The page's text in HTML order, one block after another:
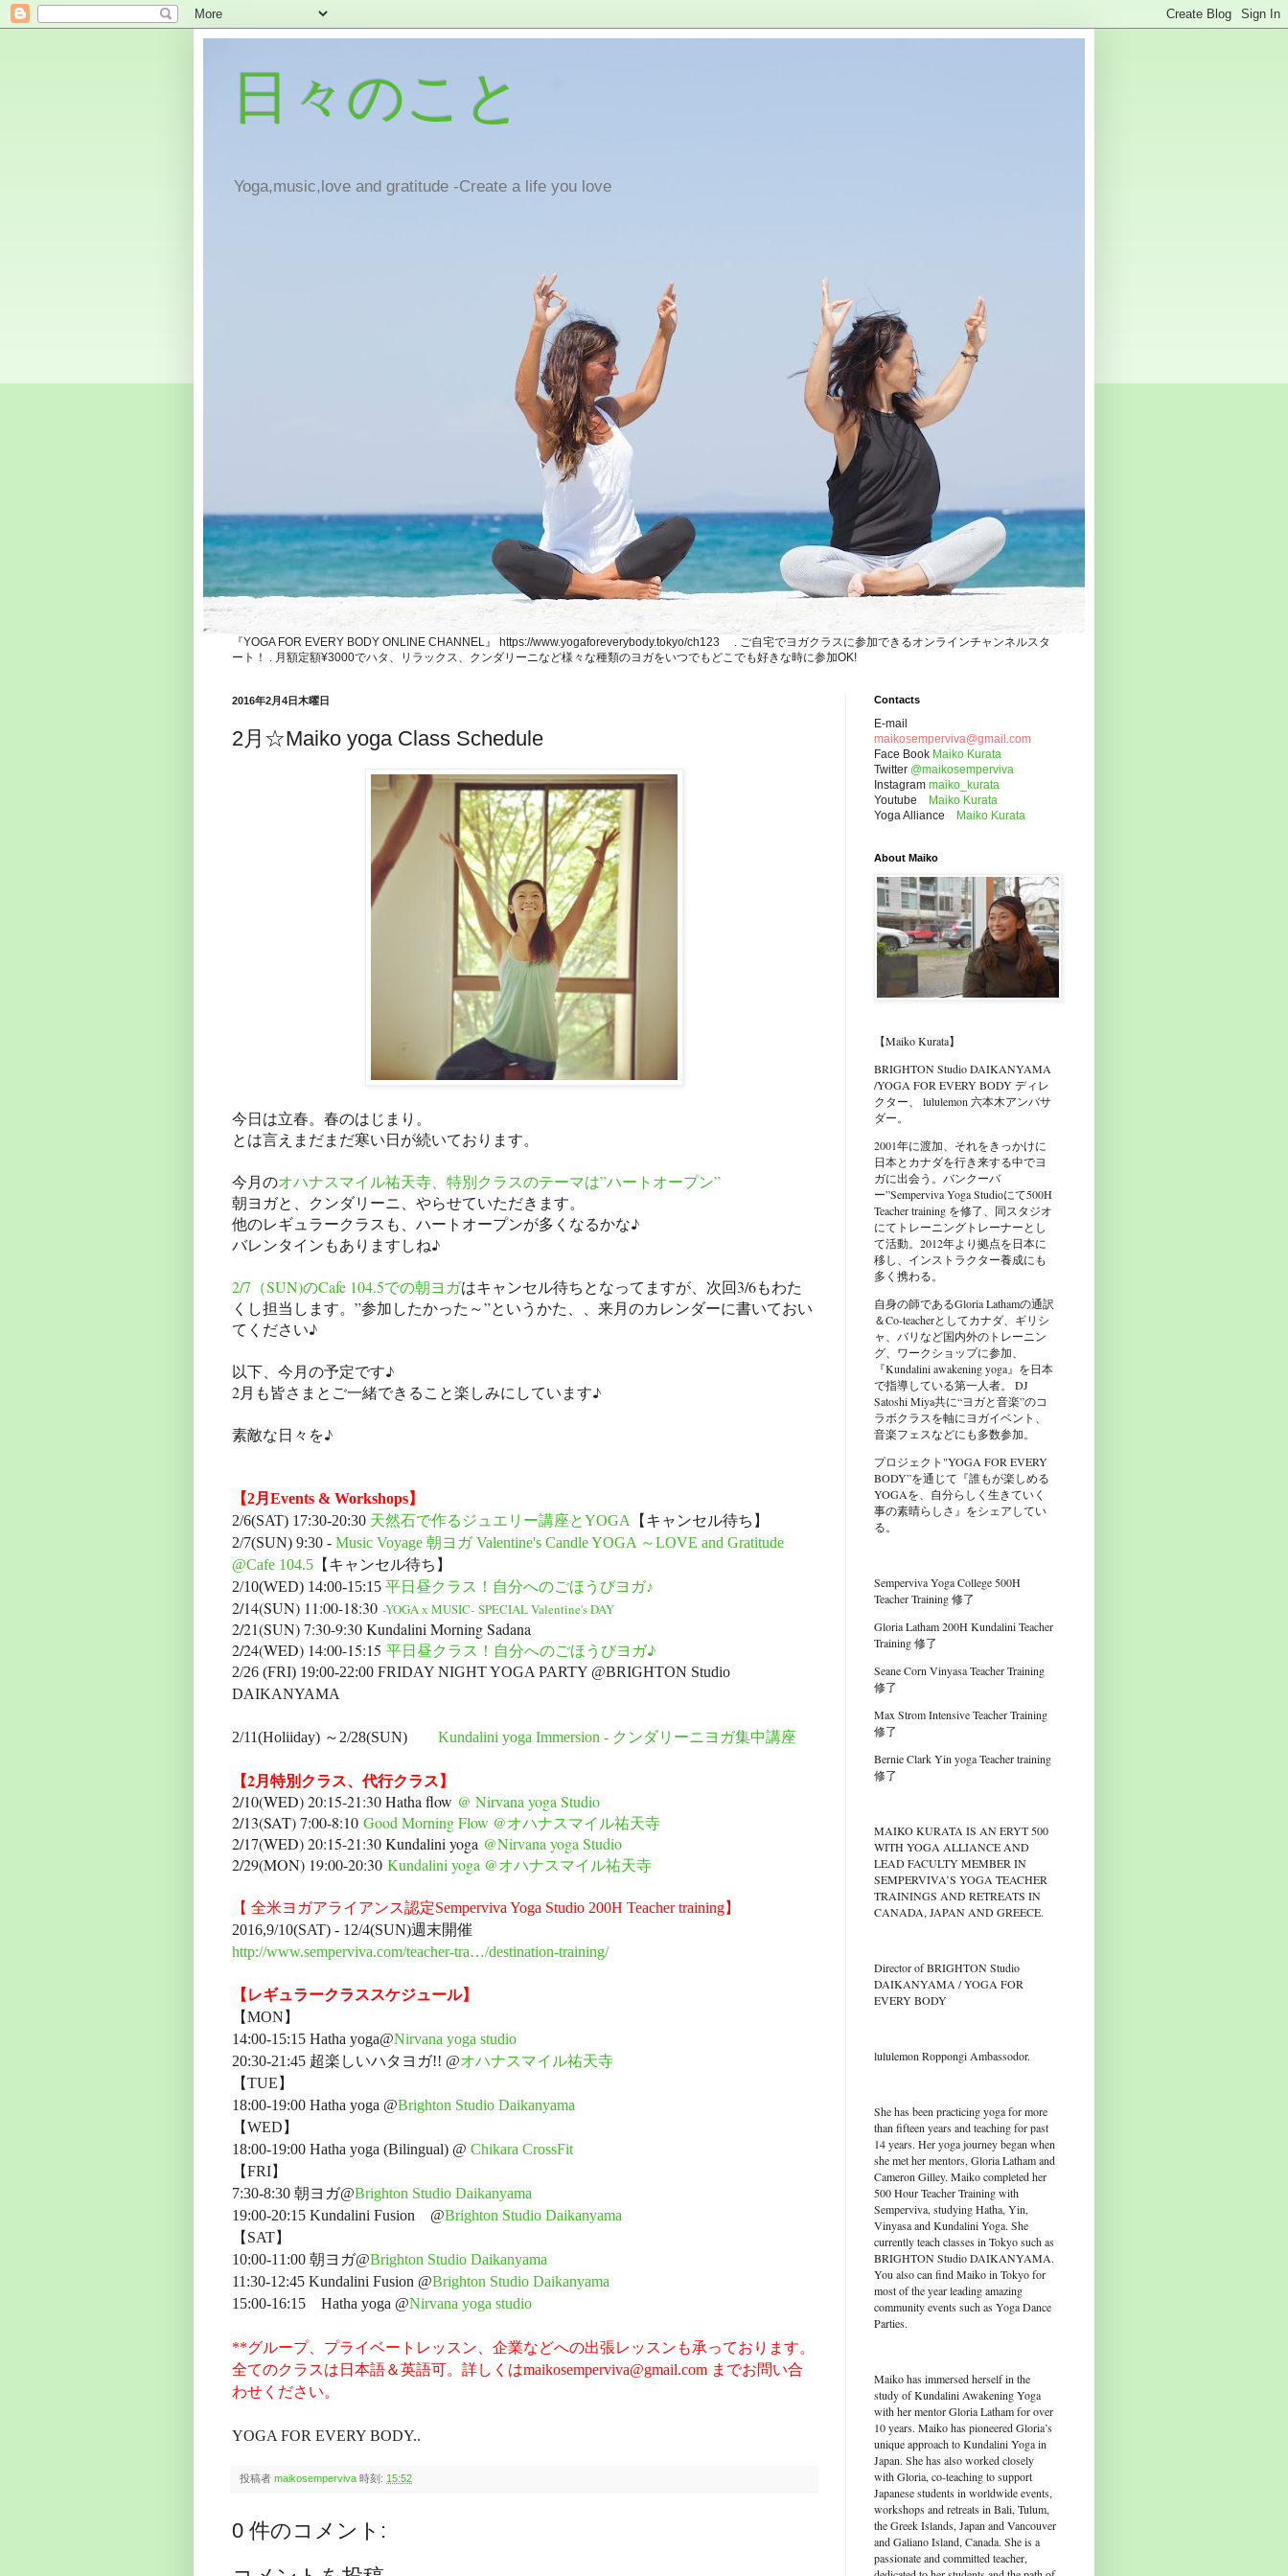
日々のこと
Yoga,music,love and gratitude -Create a life you love
『YOGA FOR EVERY BODY ONLINE CHANNEL』 https://www.yogaforeverybody.tokyo/ch123 . ご自宅でヨガクラスに参加できるオンラインチャンネルスタ
ート！ . 月額定額¥3000でハタ、リラックス、クンダリーニなど様々な種類のヨガをいつでもどこでも好きな時に参加OK!
2016年2月4日木曜日
2月☆Maiko yoga Class Schedule
今日は立春。春のはじまり。
とは言えまだまだ寒い日が続いております。
今月のオハナスマイル祐天寺、特別クラスのテーマは”ハートオープン”
朝ヨガと、クンダリーニ、やらせていただきます。
他のレギュラークラスも、ハートオープンが多くなるかな♪
バレンタインもありますしね♪
2/7（SUN)のCafe 104.5での朝ヨガはキャンセル待ちとなってますが、次回3/6もわた
くし担当します。”参加したかった～”というかた、、来月のカレンダーに書いておい
てください♪
以下、今月の予定です♪
2月も皆さまとご一緒できること楽しみにしています♪
素敵な日々を♪
【2月Events & Workshops】
2/6(SAT) 17:30-20:30 天然石で作るジュエリー講座とYOGA
【キャンセル待ち】
2/7(SUN) 9:30 - Music Voyage 朝ヨガ Valentine's Candle YOGA ～LOVE and Gratitude
@Cafe 104.5 【キャンセル待ち】
2/10(WED) 14:00-15:15 平日昼クラス！自分へのごほうびヨガ♪
2/14(SUN) 11:00-18:30 -YOGA x MUSIC- SPECIAL Valentine's DAY
2/21(SUN) 7:30-9:30 Kundalini Morning Sadana
2/24(WED) 14:00-15:15 平日昼クラス！自分へのごほうびヨガ♪
2/26 (FRI) 19:00-22:00 FRIDAY NIGHT YOGA PARTY @BRIGHTON Studio
DAIKANYAMA
2/11(Holiiday) ～2/28(SUN) Kundalini yoga Immersion - クンダリーニヨガ集中講座
【2月特別クラス、代行クラス】
2/10(WED) 20:15-21:30 Hatha flow @ Nirvana yoga Studio
2/13(SAT) 7:00-8:10 Good Morning Flow @オハナスマイル祐天寺
2/17(WED) 20:15-21:30 Kundalini yoga @Nirvana yoga Studio
2/29(MON) 19:00-20:30 Kundalini yoga @オハナスマイル祐天寺
【 全米ヨガアライアンス認定Semperviva Yoga Studio 200H Teacher training】
2016,9/10(SAT) - 12/4(SUN)週末開催
http://www.semperviva.com/teacher-tra…/destination-training/
【レギュラークラススケジュール】
【MON】
14:00-15:15 Hatha yoga@Nirvana yoga studio
20:30-21:45 超楽しいハタヨガ!! @オハナスマイル祐天寺
【TUE】
18:00-19:00 Hatha yoga @Brighton Studio Daikanyama
【WED】
18:00-19:00 Hatha yoga (Bilingual) @ Chikara CrossFit
【FRI】
7:30-8:30 朝ヨガ@Brighton Studio Daikanyama
19:00-20:15 Kundalini Fusion @Brighton Studio Daikanyama
【SAT】
10:00-11:00 朝ヨガ@Brighton Studio Daikanyama
11:30-12:45 Kundalini Fusion @Brighton Studio Daikanyama
15:00-16:15 Hatha yoga @Nirvana yoga studio
**グループ、プライベートレッスン、企業などへの出張レッスンも承っております。
全てのクラスは日本語＆英語可。詳しくはmaikosemperviva@gmail.com までお問い合
わせください。
YOGA FOR EVERY BODY..
投稿者 maikosemperviva 時刻: 15:52
0 件のコメント:
Contacts
E-mail
maikosemperviva@gmail.com
Face Book Maiko Kurata
Twitter @maikosemperviva
Instagram maiko_kurata
Youtube
Maiko Kurata
Yoga Alliance
Maiko Kurata
About Maiko
【Maiko Kurata】
BRIGHTON Studio DAIKANYAMA
/YOGA FOR EVERY BODY ディレ
クター、 lululemon 六本木アンバサ
ダー。
2001年に渡加、それをきっかけに
日本とカナダを行き来する中でヨ
ガに出会う。バンクーバ
ー”Semperviva Yoga Studioにて500H
Teacher training を修了、同スタジオ
にてトレーニングトレーナーとし
て活動。2012年より拠点を日本に
移し、インストラクター養成にも
多く携わる。
自身の師であるGloria Lathamの通訳
＆Co-teacherとしてカナダ、ギリシ
ャ、バリなど国内外のトレーニン
グ、ワークショップに参加、
『Kundalini awakening yoga』を日本
で指導している第一人者。 DJ
Satoshi Miya共に“ヨガと音楽”のコ
ラボクラスを軸にヨガイベント、
音楽フェスなどにも多数参加。
プロジェクト"YOGA FOR EVERY
BODY”を通じて『誰もが楽しめる
YOGAを、自分らしく生きていく
事の素晴らしさ』をシェアしてい
る。
Semperviva Yoga College 500H
Teacher Training 修了
Gloria Latham 200H Kundalini Teacher
Training 修了
Seane Corn Vinyasa Teacher Training
修了
Max Strom Intensive Teacher Training
修了
Bernie Clark Yin yoga Teacher training
修了
MAIKO KURATA IS AN ERYT 500
WITH YOGA ALLIANCE AND
LEAD FACULTY MEMBER IN
SEMPERVIVA’S YOGA TEACHER
TRAININGS AND RETREATS IN
CANADA, JAPAN AND GREECE.
Director of BRIGHTON Studio
DAIKANYAMA / YOGA FOR
EVERY BODY
lululemon Roppongi Ambassodor.
She has been practicing yoga for more
than fifteen years and teaching for past
14 years. Her yoga journey began when
she met her mentors, Gloria Latham and
Cameron Gilley. Maiko completed her
500 Hour Teacher Training with
Semperviva, studying Hatha, Yin,
Vinyasa and Kundalini Yoga. She
currently teach classes in Tokyo such as
BRIGHTON Studio DAIKANYAMA.
You also can find Maiko in Tokyo for
most of the year leading amazing
community events such as Yoga Dance
Parties.
Maiko has immersed herself in the
study of Kundalini Awakening Yoga
with her mentor Gloria Latham for over
10 years. Maiko has pioneered Gloria’s
unique approach to Kundalini Yoga in
Japan. She has also worked closely
with Gloria, co-teaching to support
Japanese students in worldwide events,
workshops and retreats in Bali, Tulum,
the Greek Islands, Japan and Vancouver
and Galiano Island, Canada. She is a
passionate and committed teacher,